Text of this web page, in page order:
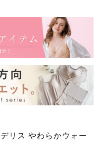
リス やわらかウォー